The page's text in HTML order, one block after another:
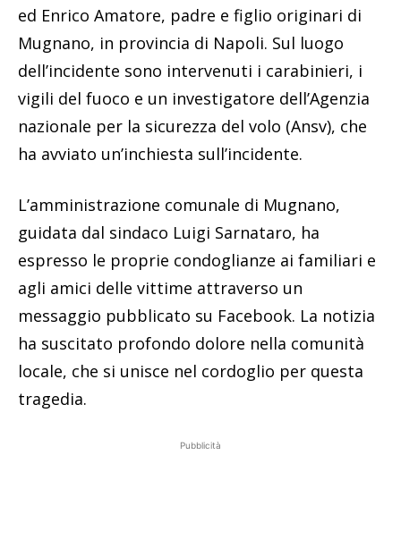
ed Enrico Amatore, padre e figlio originari di
Mugnano, in provincia di Napoli. Sul luogo
dell’incidente sono intervenuti i carabinieri, i
vigili del fuoco e un investigatore dell’Agenzia
nazionale per la sicurezza del volo (Ansv), che
ha avviato un’inchiesta sull’incidente.
L’amministrazione comunale di Mugnano,
guidata dal sindaco Luigi Sarnataro, ha
espresso le proprie condoglianze ai familiari e
agli amici delle vittime attraverso un
messaggio pubblicato su Facebook. La notizia
ha suscitato profondo dolore nella comunità
locale, che si unisce nel cordoglio per questa
tragedia.
Pubblicità